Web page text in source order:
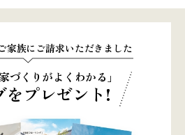
家族にご請求いただきました
づくりがよくわかる」
をプレゼント!